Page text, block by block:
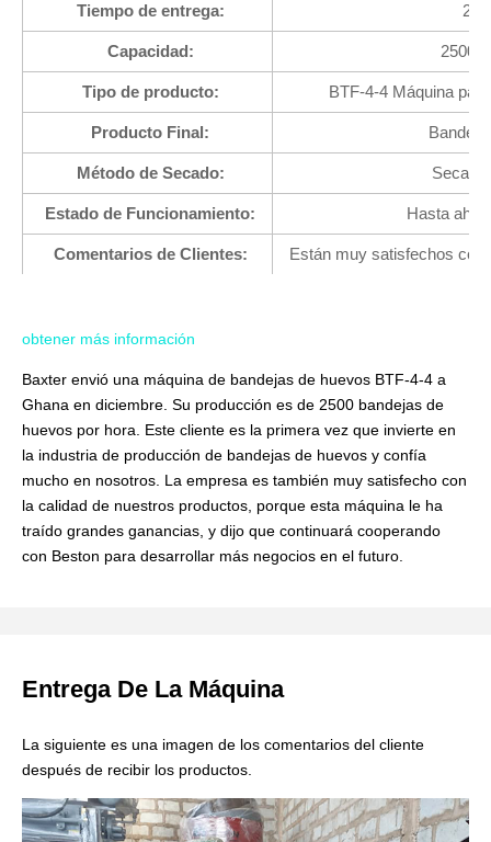
Tiempo de entrega:
Capacidad: 2500
Tipo de producto: BTF-4-4 Máquina
Producto Final:
Método de Secado: Secado
Estado de Funcionamiento: Hasta
Comentarios de Clientes: Están muy satisfechos
obtener más información
Baxter envió una máquina de bandejas de huevos BTF-4-4 a
Ghana en diciembre. Su producción es de 2500 bandejas de
huevos por hora. Este cliente es la primera vez que invierte en
la industria de producción de bandejas de huevos y confía
mucho en nosotros. La empresa es también muy satisfecho con
la calidad de nuestros productos, porque esta máquina le ha
traído grandes ganancias, y dijo que continuará cooperando
con Beston para desarrollar más negocios en el futuro.
Entrega De La Máquina
La siguiente es una imagen de los comentarios del cliente
después de recibir los productos.